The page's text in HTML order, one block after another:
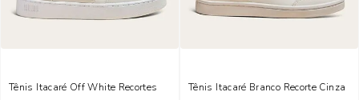
Tênis Itacaré Off White Recortes
Tênis Itacaré Branco Recorte Cinza